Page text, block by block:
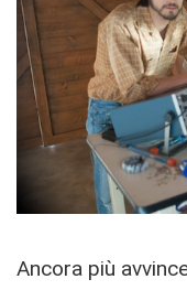
Ancora più